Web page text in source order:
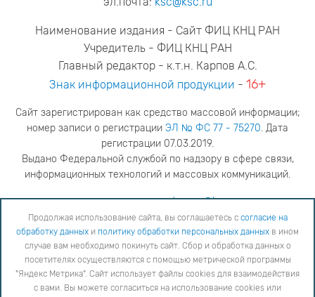
Наименование издания - Сайт ФИЦ КНЦ РАН
Учредитель - ФИЦ КНЦ РАН
Главный редактор - к.т.н. Карпов А.С.
Знак информационной продукции - 16+
Сайт зарегистрирован как средство массовой информации;
номер записи о регистрации ЭЛ № ФС 77 - 75270. Дата
регистрации 07.03.2019.
Выдано Федеральной службой по надзору в сфере связи,
информационных технологий и массовых коммуникаций.
адрес редакцииya.stogova@ksc.ru
телефон редакции81555-79-516
Продолжая использование сайта, вы соглашаетесь с согласие на обработку данных
обработки персональных данных
в ином случае вам необходимо покинуть сайт. Сбор и обработка
данных о посетителях осуществляются с помощью метрической программы "Яндекс Метрика".
Сайт использует файлы cookies для взаимодействия с вами. Вы можете согласиться на
использование cookies или заблокировать их использование, изменив настройки вашего интернет-
Продолжая использование сайта, вы соглашаетесь с согласие на
обработку данных и политику обработки персональных данных в ином
случае вам необходимо покинуть сайт. Сбор и обработка данных о
посетителях осуществляются с помощью метрической программы
"Яндекс Метрика". Сайт использует файлы cookies для взаимодействия
с вами. Вы можете согласиться на использование cookies или